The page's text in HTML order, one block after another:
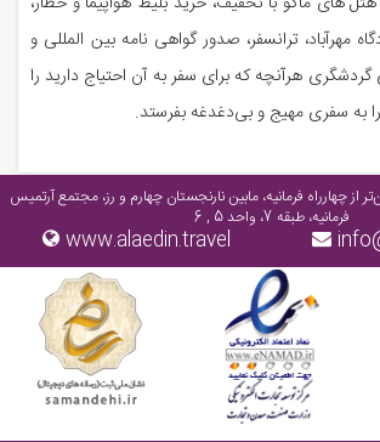
مهرآباد، ترانسفر، صدور گواهی نامه بین المللی و
هرآنچه که برای سفر به آن احتیاج دارید را
به سفری مهیج و بی‌دغدغه بفرستد.
از چهارراه فرمانیه، مابین نارنجستان چهارم و رز، مجتمع آرتمیس
فرمانیه، طبقه 7، واحد 5 , 6
www.alaedin.travel